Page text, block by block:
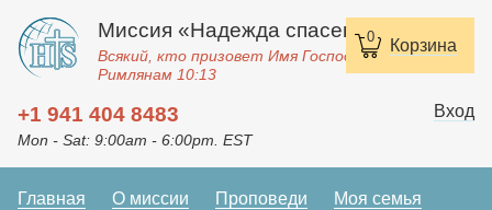
0 Корзина
Миссия «Надежда спасения»
Всякий, кто призовет Имя Господне, спасется.
Римлянам 10:13
+1 941 404 8483
Mon - Sat: 9:00am - 6:00pm. EST
Вход
Главная О миссии Проповеди
Моя семья